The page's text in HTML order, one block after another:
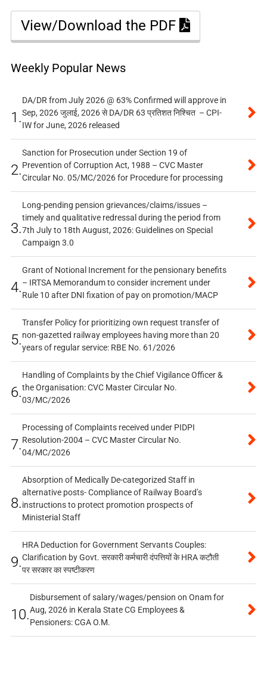
View/Download the PDF
Weekly Popular News
1.
DA/DR from July 2026 @ 63% Confirmed will approve in
Sep, 2026 जुलाई, 2026 से DA/DR 63 प्रतिशत निश्चित – CPI-
IW for June, 2026 released
2.
Sanction for Prosecution under Section 19 of
Prevention of Corruption Act, 1988 – CVC Master
Circular No. 05/MC/2026 for Procedure for processing
3.
Long-pending pension grievances/claims/issues –
timely and qualitative redressal during the period from
7th July to 18th August, 2026: Guidelines on Special
Campaign 3.0
4.
Grant of Notional Increment for the pensionary benefits
– IRTSA Memorandum to consider increment under
Rule 10 after DNI fixation of pay on promotion/MACP
5.
Transfer Policy for prioritizing own request transfer of
non-gazetted railway employees having more than 20
years of regular service: RBE No. 61/2026
6.
Handling of Complaints by the Chief Vigilance Officer &
the Organisation: CVC Master Circular No.
03/MC/2026
7.
Processing of Complaints received under PIDPI
Resolution-2004 – CVC Master Circular No.
04/MC/2026
8.
Absorption of Medically De-categorized Staff in
alternative posts- Compliance of Railway Board’s
instructions to protect promotion prospects of
Ministerial Staff
9.
HRA Deduction for Government Servants Couples:
Clarification by Govt. सरकारी कर्मचारी दंपत्तियों के HRA कटौती
पर सरकार का स्पष्टीकरण
10.
Disbursement of salary/wages/pension on Onam for
Aug, 2026 in Kerala State CG Employees &
Pensioners: CGA O.M.